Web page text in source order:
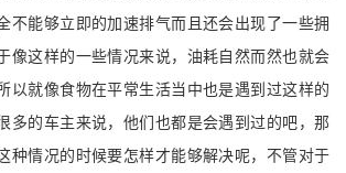
不能够立即的加速排气而且还会出现了一些拥
像这样的一些情况来说，油耗自然而然也就会
以就像食物在平常生活当中也是遇到过这样的
多的车主来说，他们也都是会遇到过的吧，那
种情况的时候要怎样才能够解决呢，不管对于